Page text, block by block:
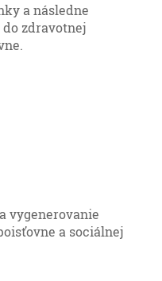
a následne
zdravotnej
vygenerovanie
a sociálnej